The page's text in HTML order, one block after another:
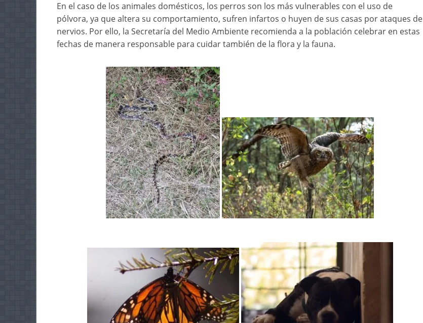
En el caso de los animales domésticos, los perros son los más vulnerables con el uso de
pólvora, ya que altera su comportamiento, sufren infartos o huyen de sus casas por ataques de
nervios. Por ello, la Secretaría del Medio Ambiente recomienda a la población celebrar en estas
fechas de manera responsable para cuidar también de la flora y la fauna.